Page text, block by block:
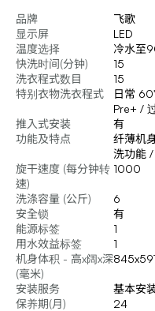
品牌
飞歌
显示屏
LED
温度选择
冷水至
快洗时间(分钟)
15
洗衣程式数目
15
特别衣物洗衣程式
日常
Pre+ /
推入式安装
有
功能及特点
纤薄机
洗功能
旋干速度 (每分钟转
速)
1000
洗涤容量 (公斤)
6
安全锁
有
能源标签
1
用水效益标签
1
机身体积 - 高x阔x深
(毫米)
安装服务
基本安
保养期(月)
24